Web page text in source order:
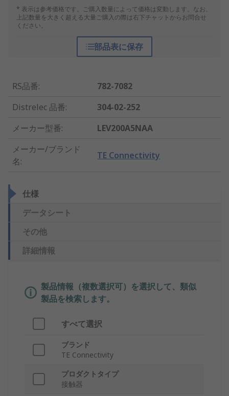
* 表示は参考価格です。ご購入数量によって価格は変動します。なお、
上記数量を大きく超える大量ご購入の際は右下チャットからお問合せ
ください。
部品表に保存
RS品番:
782-7082
Distrelec 品番:
304-02-252
メーカー型番:
LEV200A5NAA
メーカー/ブランド
名:
TE Connectivity
仕様
データシート
その他
詳細情報
製品情報（複数選択可）を選択して、類似
製品を検索します。
すべて選択
ブランド
TE Connectivity
プロダクトタイプ
接触器